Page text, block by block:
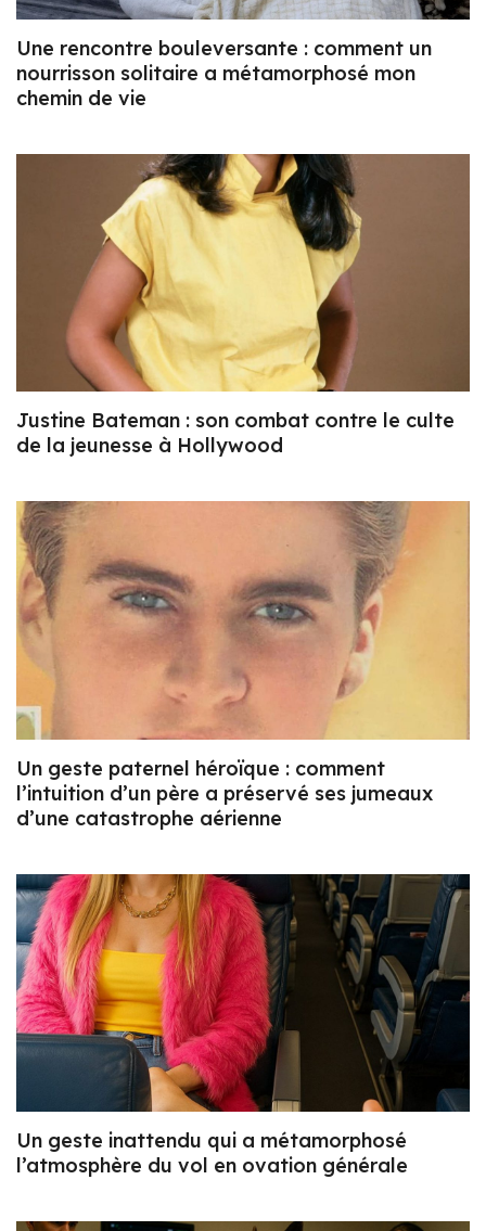
Une rencontre bouleversante : comment un
nourrisson solitaire a métamorphosé mon
chemin de vie
Justine Bateman : son combat contre le culte
de la jeunesse à Hollywood
Un geste paternel héroïque : comment
l’intuition d’un père a préservé ses jumeaux
d’une catastrophe aérienne
Un geste inattendu qui a métamorphosé
l’atmosphère du vol en ovation générale